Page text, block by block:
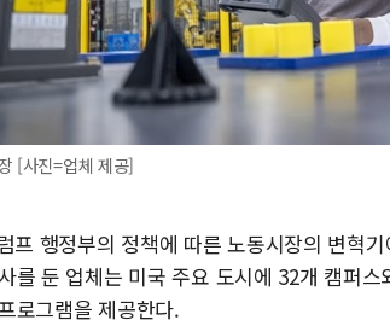
[사진=업체 제공]
프 행정부의 정책에 따른 노동시장의 변혁
를 둔 업체는 미국 주요 도시에 32개 캠퍼
로그램을 제공한다.